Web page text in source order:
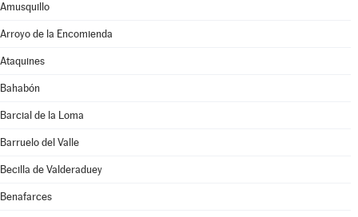
Amusquillo
Arroyo de la Encomienda
Ataquines
Bahabón
Barcial de la Loma
Barruelo del Valle
Becilla de Valderaduey
Benafarces